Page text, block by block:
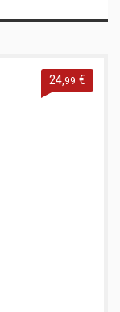
24,99 €